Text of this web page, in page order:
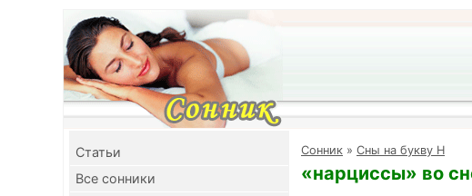
Cтатьи
Все сонники
Cонник » Сны на букву Н
«нарциссы» во